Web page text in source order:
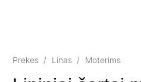
Prekes / Linas / Moterims